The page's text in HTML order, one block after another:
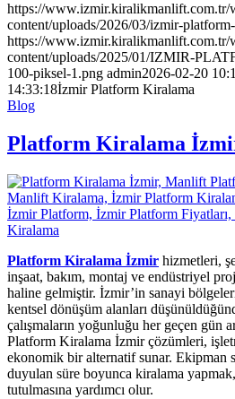
https://www.izmir.kiralikmanlift.com.tr/
content/uploads/2026/03/izmir-
https://www.izmir.kiralikmanlift.com.tr/
content/uploads/2025/01/IZMIR-
100-piksel-1.png admin2026-02-20
14:33:18İzmir Platform Kiralama
Blog
Platform Kiralama
Platform Kiralama İzmir hizmetleri,
inşaat, bakım, montaj ve endüstriyel
haline gelmiştir. İzmir’in sanayi
kentsel dönüşüm alanları
çalışmaların yoğunluğu her geçen gün
Platform Kiralama İzmir çözümleri,
ekonomik bir alternatif sunar. Ekipman
duyulan süre boyunca kiralama
tutulmasına yardımcı olur.